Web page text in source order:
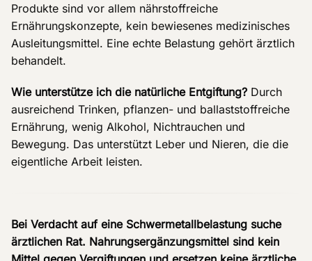
Produkte sind vor allem nährstoffreiche
Ernährungskonzepte, kein bewiesenes medizinisches
Ausleitungsmittel. Eine echte Belastung gehört ärztlich
behandelt.
Wie unterstütze ich die natürliche Entgiftung? Durch
ausreichend Trinken, pflanzen- und ballaststoffreiche
Ernährung, wenig Alkohol, Nichtrauchen und
Bewegung. Das unterstützt Leber und Nieren, die die
eigentliche Arbeit leisten.
Bei Verdacht auf eine Schwermetallbelastung suche
ärztlichen Rat. Nahrungsergänzungsmittel sind kein